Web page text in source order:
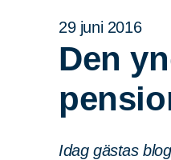
29 juni 2016
Den
Idag gästas